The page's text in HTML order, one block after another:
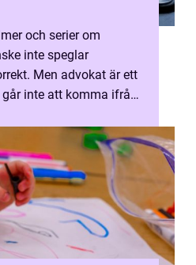
och serier om
inte speglar
Men advokat är ett
inte att komma ifrån